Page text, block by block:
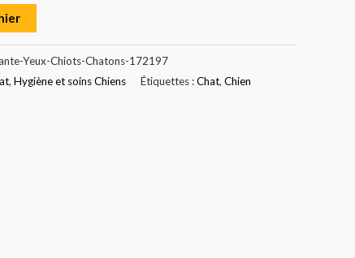
Yeux-Chiots-Chatons-172197
, Hygiène et soins Chiens Étiquettes :Chat, Chien